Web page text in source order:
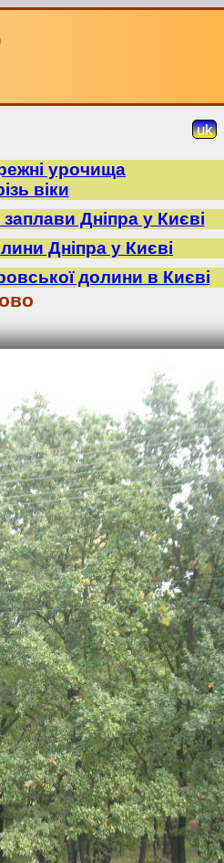
uk
урочища
віки
Дніпра у Києві
Дніпра у Києві
долини в Києві